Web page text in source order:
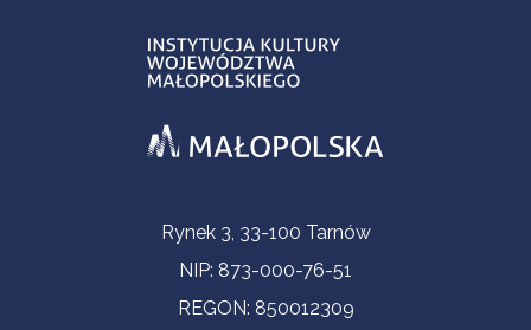
Contact InformationRynek 3, 33-100 Tarnów
NIP: 873-000-76-51
REGON: 850012309